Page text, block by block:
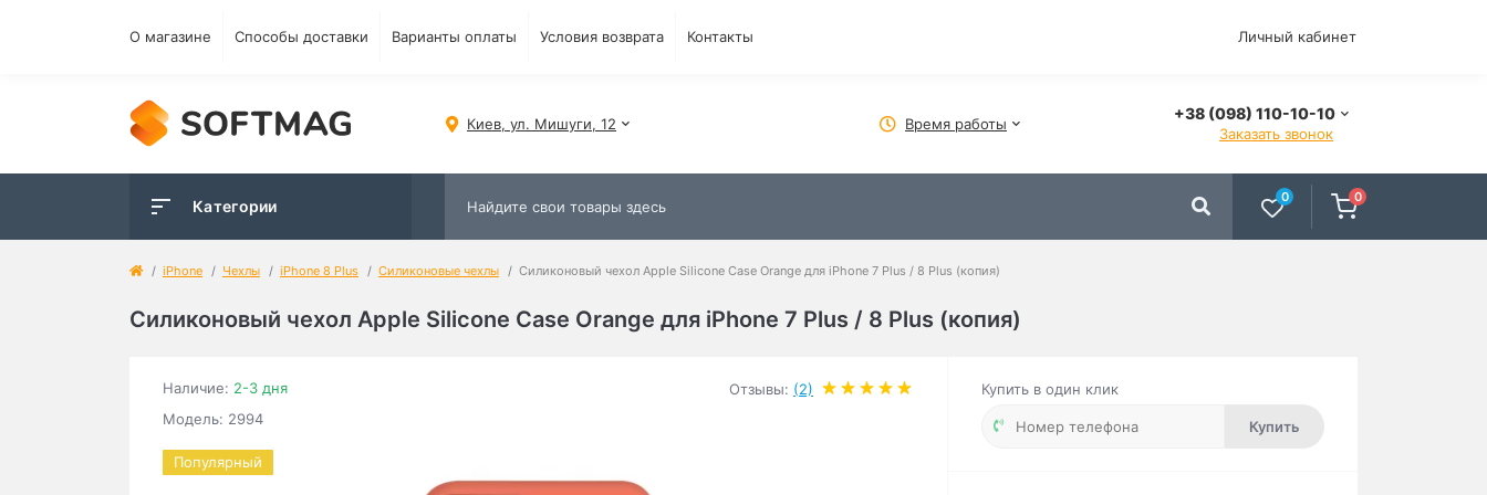
О магазине Способы доставки Варианты оплаты Условия возврата Контакты Личный кабинет
Киев, ул. Мишуги, 12 Время работы
+38 (098) 110-10-10
Заказать звонок
Категории 0 0
iPhone Чехлы iPhone 8 Plus Силиконовые чехлы Силиконовый чехол Apple Silicone Case Orange для iPhone 7 Plus / 8 Plus (копия)
Силиконовый чехол Apple Silicone Case Orange для iPhone 7 Plus / 8 Plus (копия)
Наличие: 2-3 дня
Модель: 2994
Отзывы: (2)
Популярный
Купить в один клик
Купить